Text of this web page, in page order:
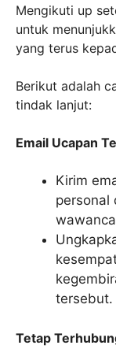
Mengikuti up
untuk
yang terus
Berikut adalah
tindak lanjut:
Email Ucapan
Kirim
personal
tersebut.
Tetap